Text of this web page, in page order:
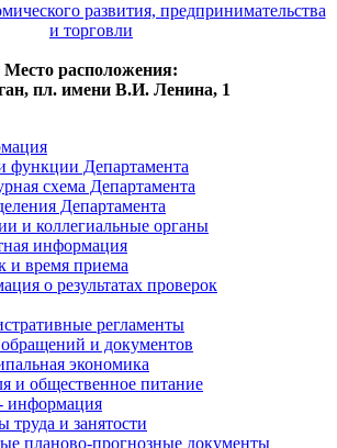
развития, предпринимательства
и торговли
Место расположения:
пл. имени В.И. Ленина, 1
функции Департамента
схема Департамента
Департамента
и коллегиальные органы
информация
и время приема
о результатах проверок
регламенты
и документов
экономика
и общественное питание
информация
труда и занятости
планово-прогнозные документы